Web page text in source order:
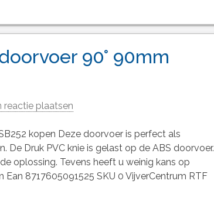
90° 90mm
reactie plaatsen
kopen Deze doorvoer is perfect als
Druk PVC knie is gelast op de ABS doorvoer.
oplossing. Tevens heeft u weinig kans op
Ean 8717605091525 SKU 0 VijverCentrum RTF